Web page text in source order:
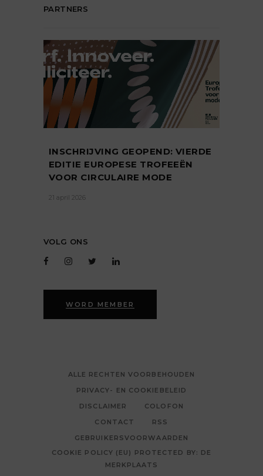
PARTNERS
INSCHRIJVING GEOPEND: VIERDE
EDITIE EUROPESE TROFEEËN
VOOR CIRCULAIRE MODE
21 april 2026
VOLG ONS
WORD MEMBER
ALLE RECHTEN VOORBEHOUDEN
PRIVACY- EN COOKIEBELEID
DISCLAIMER
COLOFON
CONTACT
RSS
GEBRUIKERSVOORWAARDEN
COOKIE POLICY (EU) PROTECTED BY: DE
MERKPLAATS